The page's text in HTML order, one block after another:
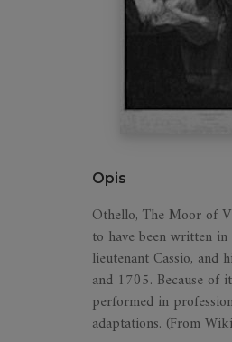
Opis
Othello, The Moor of
to have been written
lieutenant Cassio,
and 1705. Because of
performed in
adaptations. (From